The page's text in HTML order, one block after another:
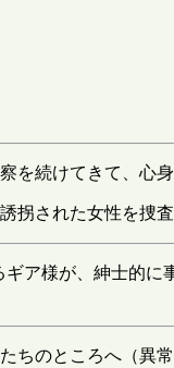
を続けてきて、心
拐された女性を捜
ア様が、紳士的
のところへ（異